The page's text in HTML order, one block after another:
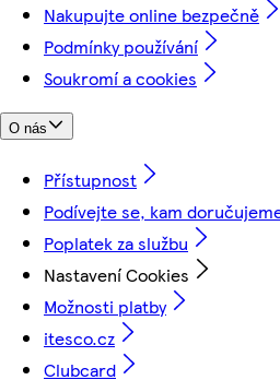
Nakupujte online bezpečně
Podmínky používání
Soukromí a cookies
O nás
Přístupnost
Podívejte se, kam
Poplatek za službu
Nastavení Cookies
Možnosti platby
itesco.cz
Clubcard